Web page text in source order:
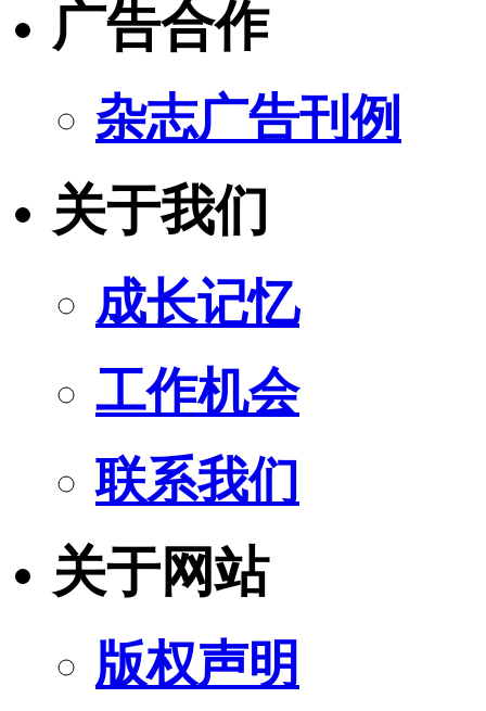
广告合作
杂志广告刊例
关于我们
成长记忆
工作机会
联系我们
关于网站
版权声明